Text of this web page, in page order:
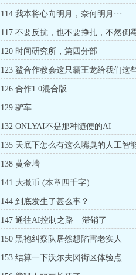
114 我本将心向明月，奈何明月···
117 不要反抗，也不要挣扎，不然倒
120 时间研究所，第四分部
123 鲨合作教会这只霸王龙给我们这
126 合作1.0混合版
129 驴车
132 ONLYAI不是那种随便的AI
135 天底下怎么有这么嘴臭的人工智
138 黄金墙
141 大撒币 (本章四千字）
144 到底发生了甚么事？
147 通往AI控制之路···滞销了
150 黑袍纠察队居然想陷害老实人
153 结算一下沃尔夫冈街区体验点